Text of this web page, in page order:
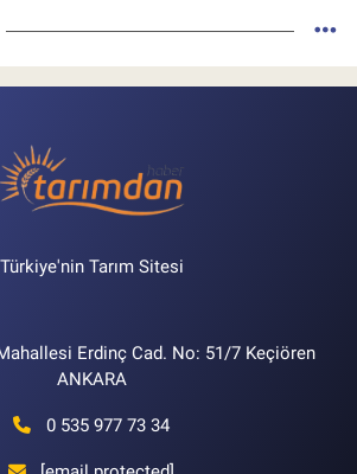
Türkiye'nin Tarım Sitesi
Erdinç Cad. No: 51/7 Keçiören
ANKARA
0 535 977 73 34